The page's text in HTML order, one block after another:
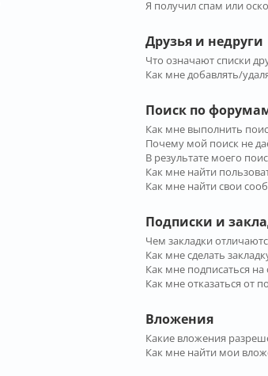
Я получил спам или
Друзья и недруги
Что означают списки
Как мне добавлять/
Поиск по
Как мне выполнить
Почему мой поиск не
В результате моего
Как мне найти
Как мне найти свои
Подписки и
Чем закладки
Как мне сделать
Как мне подписаться
Как мне отказаться от
Вложения
Какие вложения
Как мне найти мои